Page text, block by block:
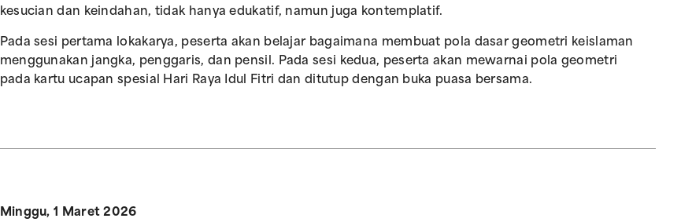
kesucian dan keindahan, tidak hanya edukatif, namun juga kontemplatif.
Pada sesi pertama lokakarya, peserta akan belajar bagaimana membuat pola dasar geometri keislaman
menggunakan jangka, penggaris, dan pensil. Pada sesi kedua, peserta akan mewarnai pola geometri
pada kartu ucapan spesial Hari Raya Idul Fitri dan ditutup dengan buka puasa bersama.
Minggu, 1 Maret 2026